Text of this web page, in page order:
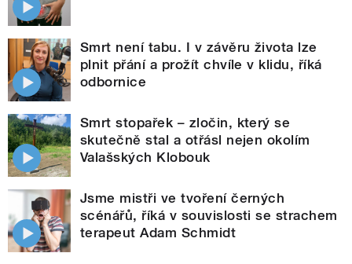
Smrt není tabu. I v závěru života lze
plnit přání a prožít chvíle v klidu, říká
odbornice
Smrt stopařek – zločin, který se
skutečně stal a otřásl nejen okolím
Valašských Klobouk
Jsme mistři ve tvoření černých
scénářů, říká v souvislosti se strachem
terapeut Adam Schmidt